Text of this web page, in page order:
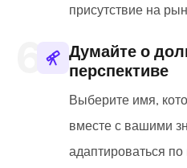
присутствие на
Думайте о
перспективе
Выберите имя,
вместе с вашими
адаптироваться